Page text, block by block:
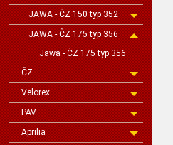
JAWA - ČZ 150 typ 352
JAWA - ČZ 175 typ 356
Jawa - ČZ 175 typ 356
ČZ
Velorex
PAV
Aprilia